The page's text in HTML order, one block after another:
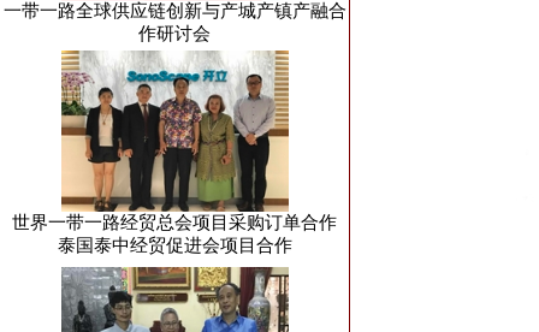
一带一路全球供应链创新与产城产镇产融合
作研讨会
世界一带一路经贸总会项目采购订单合作
泰国泰中经贸促进会项目合作